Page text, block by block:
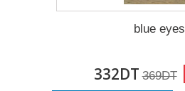
blue eyes
332DT 369DT